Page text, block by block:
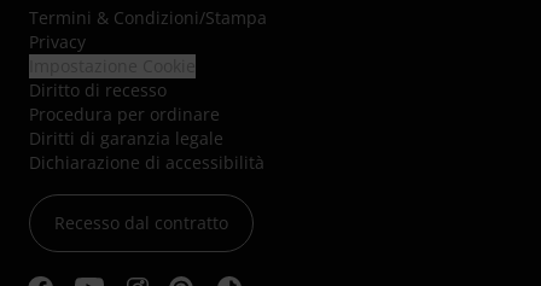
Termini & Condizioni/Stampa
Privacy
Diritto di recesso
Procedura per ordinare
Diritti di garanzia legale
Dichiarazione di accessibilità
Recesso dal contratto